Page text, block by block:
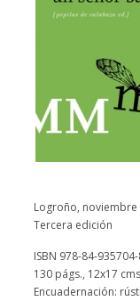
Logroño, noviembre
Tercera edición
ISBN 978-84-
130 págs., 12x17
Encuadernación: